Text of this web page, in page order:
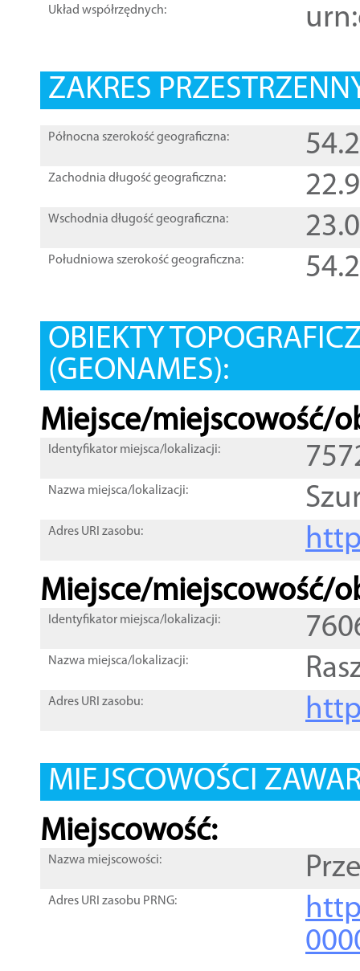
Układ współrzędnych:
ZAKRES
Północna szerokość geograficzna:
Zachodnia długość geograficzna:
Wschodnia długość geograficzna:
Południowa szerokość geograficzna:
OBIEKTY
(GEONAMES):
Miejsce/miejscowość/
Identyfikator miejsca/lokalizacji:
Nazwa miejsca/lokalizacji:
Adres URI zasobu:
Miejsce/miejscowość/
Identyfikator miejsca/lokalizacji:
Nazwa miejsca/lokalizacji:
Adres URI zasobu:
MIEJSCOWOŚCI
Miejscowość:
Nazwa miejscowości:
Adres URI zasobu PRNG: